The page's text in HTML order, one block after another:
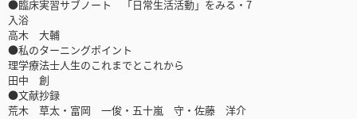
●臨床実習サブノート 「日常生活活動」をみる・7
入浴
高木 大輔
●私のターニングポイント
理学療法士人生のこれまでとこれから
田中 創
●文献抄録
荒木 草太・富岡 一俊・五十嵐 守・佐藤 洋介